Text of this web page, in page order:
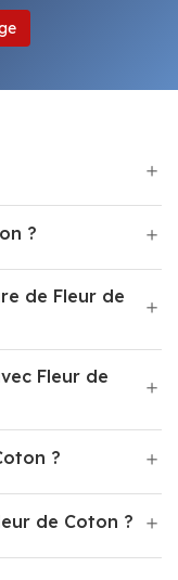
?
de Fleur de
Fleur de
?
de Coton ?